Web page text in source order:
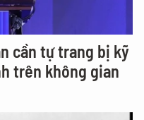
cần tự trang bị kỹ
trên không gian